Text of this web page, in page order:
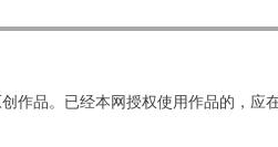
品。已经本网授权使用作品的，